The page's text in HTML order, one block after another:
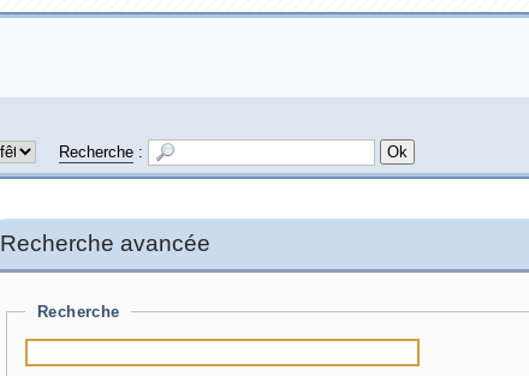
Recherche:
Recherche avancée
Recherche